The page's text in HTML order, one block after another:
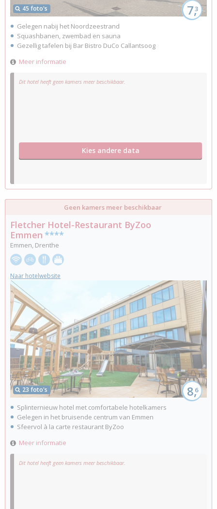
Dit hotel heeft geen kamers meer beschikbaar.
Kies andere data
45 foto's 7,3
Gelegen nabij het Noordzeestrand
Squashbanen, zwembad en sauna
Gezellig tafelen bij Bar Bistro DuCo Callantsoog
Meer informatie
Geen kamers meer beschikbaar
Dit hotel heeft geen kamers meer beschikbaar.
23 foto's 8,6
Fletcher Hotel-Restaurant ByZoo
Emmen ****
Emmen, Drenthe
Naar hotelwebsite
Splinternieuw hotel met comfortabele hotelkamers
Gelegen in het bruisende centrum van Emmen
Sfeervol à la carte restaurant ByZoo
Meer informatie